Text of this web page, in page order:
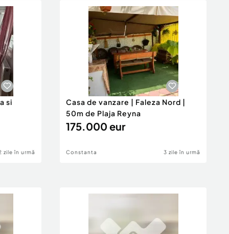
si
zile în urmă
Casa de vanzare | Faleza Nord |
50m de Plaja Reyna
175.000 eur
Constanta 3 zile în urmă